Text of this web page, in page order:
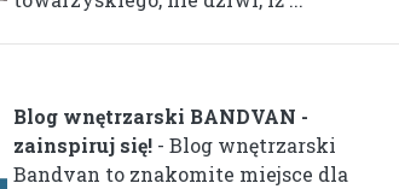
Blog wnętrzarski BANDVAN -
zainspiruj się! - Blog wnętrzarski
Bandvan to znakomite miejsce dla